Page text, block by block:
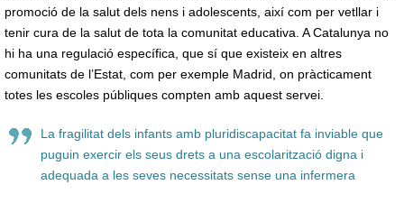
promoció de la salut dels nens i adolescents, així com per vetllar i
tenir cura de la salut de tota la comunitat educativa. A Catalunya no
hi ha una regulació específica, que sí que existeix en altres
comunitats de l’Estat, com per exemple Madrid, on pràcticament
totes les escoles públiques compten amb aquest servei.
La fragilitat dels infants amb pluridiscapacitat fa inviable que
puguin exercir els seus drets a una escolarització digna i
adequada a les seves necessitats sense una infermera